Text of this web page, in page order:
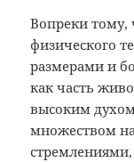
Вопреки тому,
физического
размерами и
как часть
высоким
множеством